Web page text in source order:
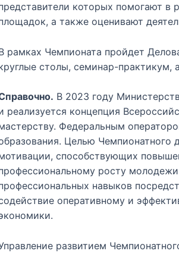
которых помогают в
а также оценивают
рамках Чемпионата пройдет
столы, семинар-
В 2023 году
реализуется концепция
Федеральным
Целью Чемпионатного
способствующих
росту
навыков
оперативному и
развитием